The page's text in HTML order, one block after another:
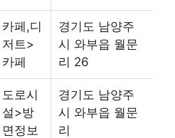
카페,디
저트>
카페
경기도 남양주
시 와부읍 월문
리 26
도로시
설>방
면정보
경기도 남양주
시 와부읍 월문
리